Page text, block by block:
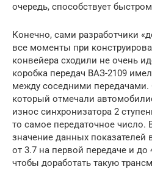
очередь, способствует
Конечно, сами разработчики
все моменты при
конвейера сходили не очень
коробка передач ВАЗ-2109
между соседними
который отмечали
износ синхронизатора 2
то самое передаточное число.
значение данных показателей
от 3.7 на первой передаче и до
чтобы доработать такую